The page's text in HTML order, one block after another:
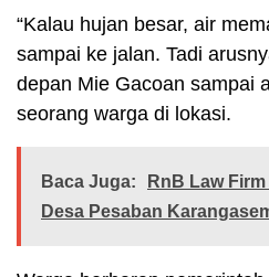
“Kalau hujan besar, air
sampai ke jalan. Tadi
depan Mie Gacoan sampai
seorang warga di lokasi.
Baca Juga:
RnB Law
Desa Pesaban